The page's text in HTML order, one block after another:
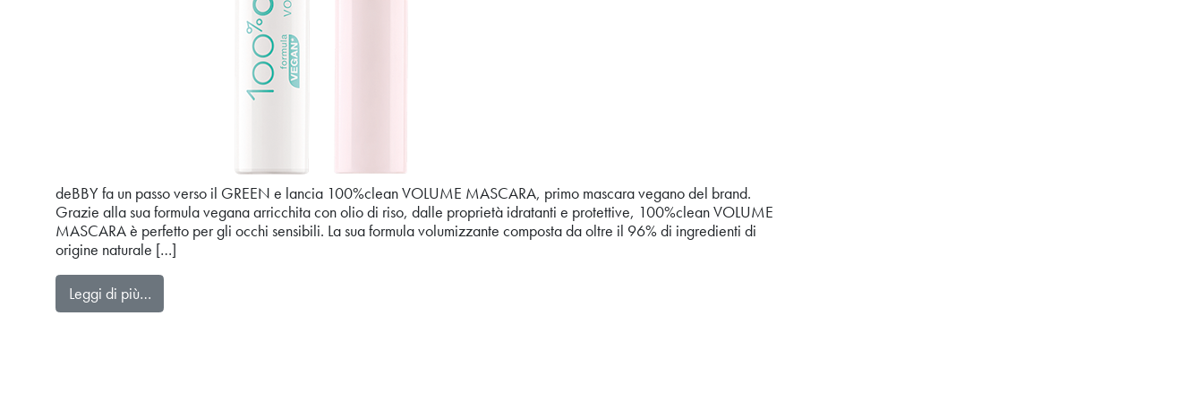
deBBY fa un passo verso il GREEN e lancia 100%clean VOLUME MASCARA, primo mascara vegano del brand.
Grazie alla sua formula vegana arricchita con olio di riso, dalle proprietà idratanti e protettive, 100%clean VOLUME
MASCARA è perfetto per gli occhi sensibili. La sua formula volumizzante composta da oltre il 96% di ingredienti di
origine naturale […]
Leggi di più…from 100%clean VOLUME MASCARA